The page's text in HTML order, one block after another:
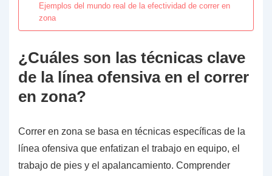
Ejemplos del mundo real de la efectividad de correr en
zona
¿Cuáles son las técnicas clave
de la línea ofensiva en el correr
en zona?
Correr en zona se basa en técnicas específicas de la
línea ofensiva que enfatizan el trabajo en equipo, el
trabajo de pies y el apalancamiento. Comprender